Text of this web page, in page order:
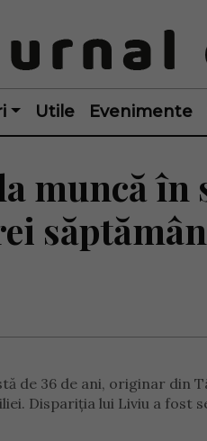
Utile Evenimente
muncă
de 36 de ani, originar din
Dispariția lui Liviu a fost